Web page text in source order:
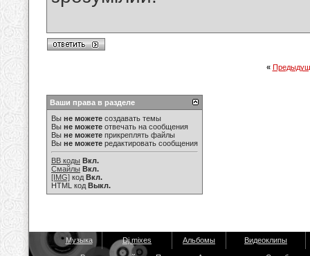
«
Ваши права в разделе
Вы не можете создавать темы
Вы не можете отвечать на сообщения
Вы не можете прикреплять файлы
Вы не можете редактировать сообщения
BB коды Вкл.
Смайлы Вкл.
[IMG] код Вкл.
HTML код Выкл.
Музыка Dj mixes Альбомы Видеоклипы